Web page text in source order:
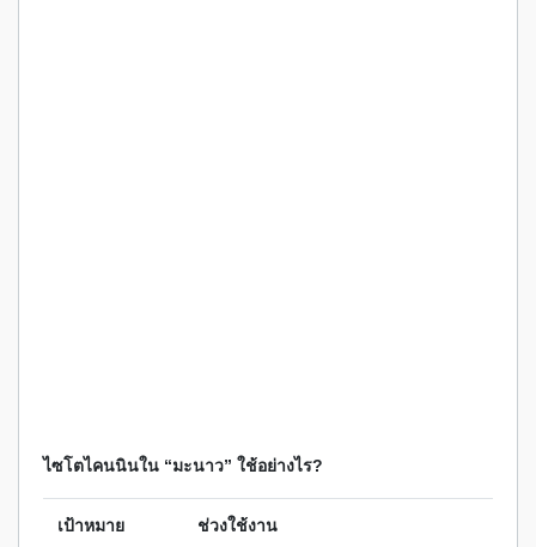
ไซโตไคนนินใน “มะนาว” ใช้อย่างไร?
เป้าหมาย ช่วงใช้งาน